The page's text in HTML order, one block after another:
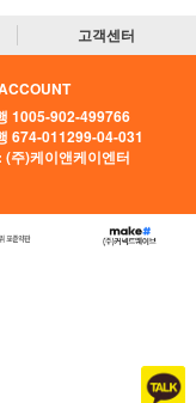
고객센터
1005-902-499766
674-011299-04-031
(주)케이앤케이엔터